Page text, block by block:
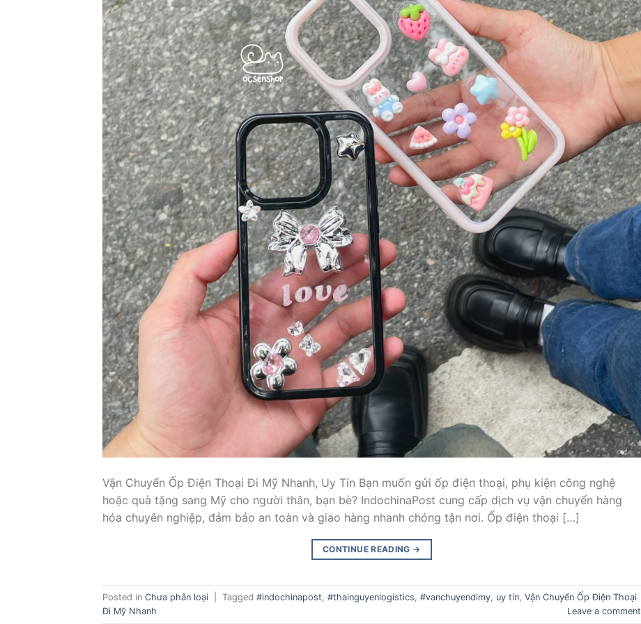
Vận Chuyển Ốp Điện Thoại Đi Mỹ Nhanh, Uy Tín Bạn muốn gửi ốp điện thoại, phụ kiện công nghệ
hoặc quà tặng sang Mỹ cho người thân, bạn bè? IndochinaPost cung cấp dịch vụ vận chuyển hàng
hóa chuyên nghiệp, đảm bảo an toàn và giao hàng nhanh chóng tận nơi. Ốp điện thoại […]
CONTINUE READING →
Posted in Chưa phân loại Tagged #indochinapost #thainguyenlogistics #vanchuyendimy uy tín Vận Chuyển Ốp Điện Thoại
Đi Mỹ Nhanh
Leave a comment